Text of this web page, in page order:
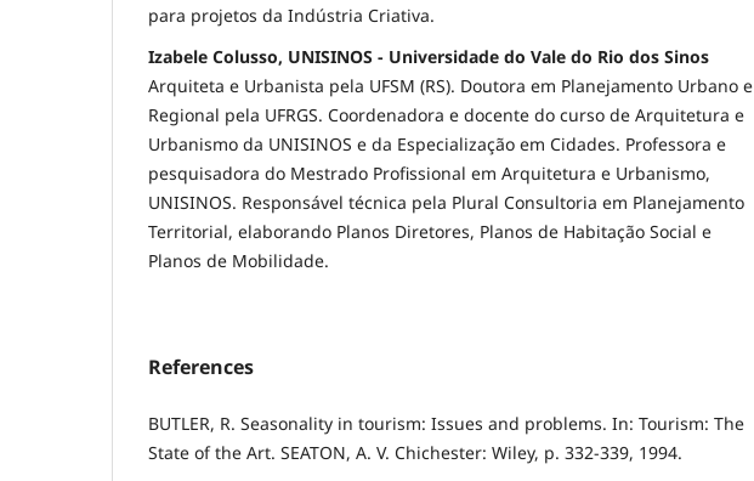
para projetos da Indústria Criativa.
Izabele Colusso, UNISINOS - Universidade do Vale do Rio dos Sinos
Arquiteta e Urbanista pela UFSM (RS). Doutora em Planejamento Urbano e
Regional pela UFRGS. Coordenadora e docente do curso de Arquitetura e
Urbanismo da UNISINOS e da Especialização em Cidades. Professora e
pesquisadora do Mestrado Profissional em Arquitetura e Urbanismo,
UNISINOS. Responsável técnica pela Plural Consultoria em Planejamento
Territorial, elaborando Planos Diretores, Planos de Habitação Social e
Planos de Mobilidade.
References
BUTLER, R. Seasonality in tourism: Issues and problems. In: Tourism: The
State of the Art. SEATON, A. V. Chichester: Wiley, p. 332-339, 1994.